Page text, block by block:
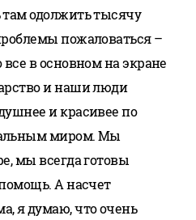
там одолжить тысячу
пожаловаться –
в основном на экране
и наши люди
и красивее по
миром. Мы
мы всегда готовы
А насчет
я думаю, что очень